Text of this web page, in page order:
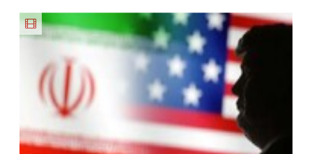
طبیعی!
ویزیت
رایگان+پرداخت
اقساطی😍
نرو(تخفیف40%)
بیت کوین
🔥